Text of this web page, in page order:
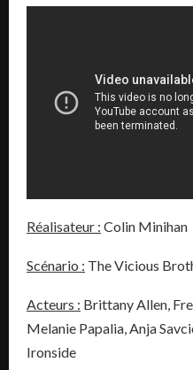
Réalisateur : Colin Minihan
Scénario : The Vicious
Acteurs : Brittany Allen,
Melanie Papalia, Anja
Ironside